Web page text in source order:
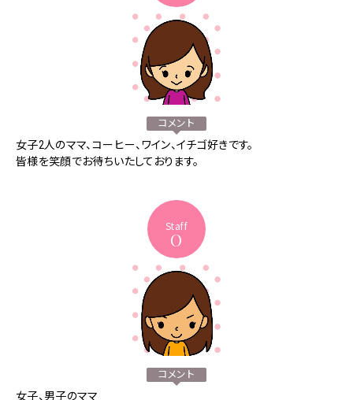
コメント
女子2人のママ、コーヒー、ワイン、イチゴ好きです。
皆様を笑顔でお待ちいたしております。
Staff
O
コメント
女子、男子のママ